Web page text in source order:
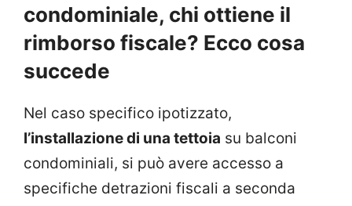
condominiale, chi ottiene il
rimborso fiscale? Ecco cosa
succede
Nel caso specifico ipotizzato,
l’installazione di una tettoia su balconi
condominiali, si può avere accesso a
specifiche detrazioni fiscali a seconda